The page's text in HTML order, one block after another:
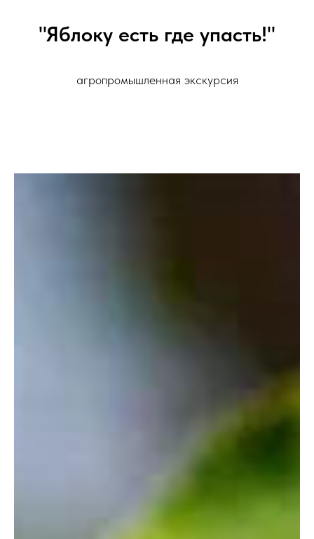
"Яблоку есть где упасть!"
агропромышленная экскурсия